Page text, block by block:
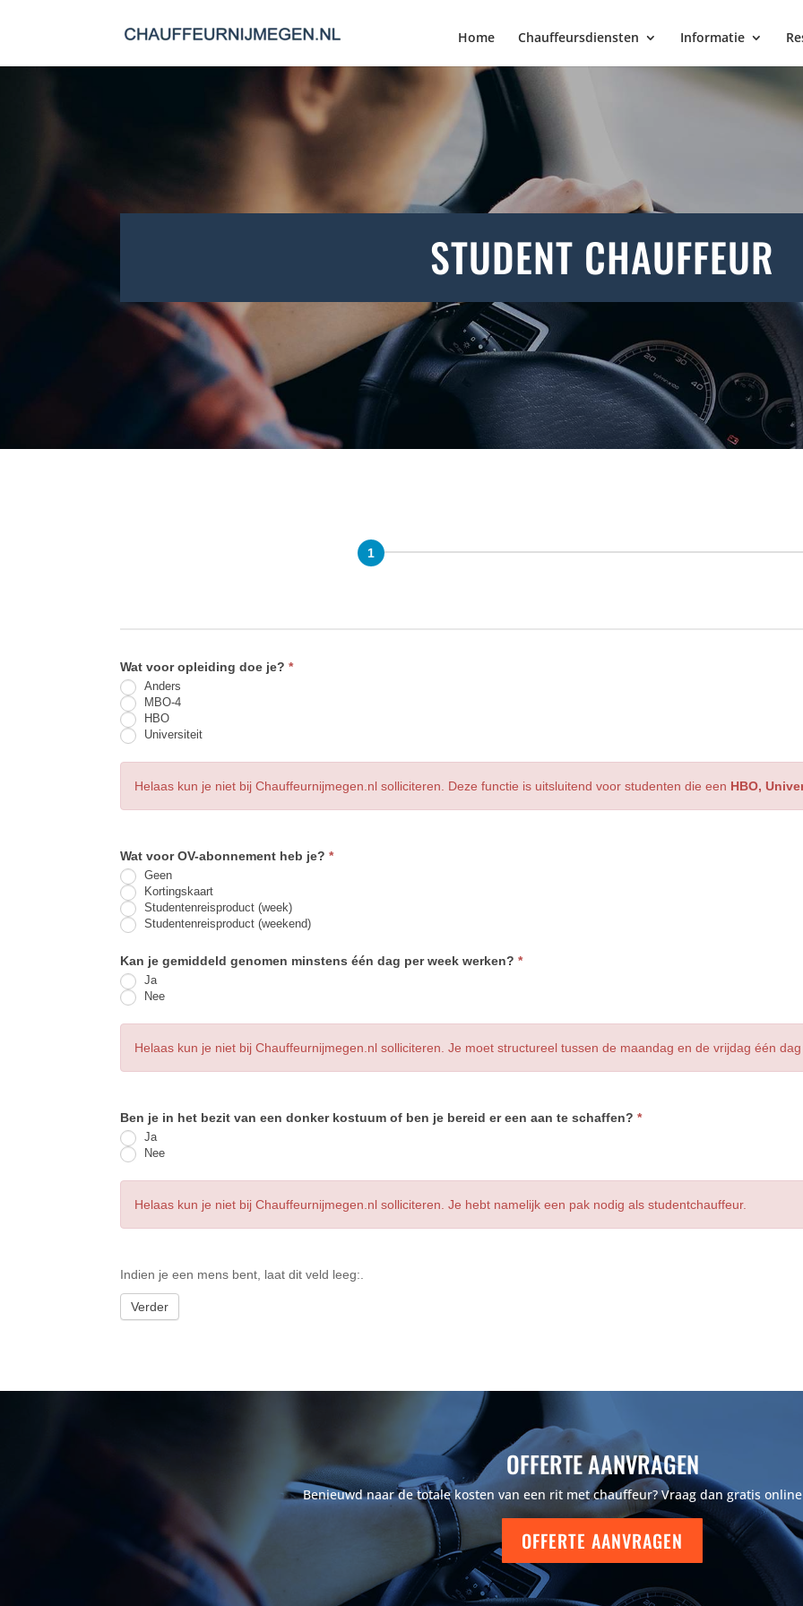
Home Chauffeursdiensten Informatie
STUDENT CHAUFFEUR
Wat voor opleiding doe je?*
Anders
MBO-4
HBO
Universiteit
Helaas kun je niet bij Chauffeurnijmegen.nl solliciteren. Deze functie is uitsluitend voor studenten die een HBO,
Wat voor OV-abonnement heb je?*
Geen
Kortingskaart
Studentenreisproduct (week)
Studentenreisproduct (weekend)
Kan je gemiddeld genomen minstens één dag per week werken?*
Ja
Nee
Helaas kun je niet bij Chauffeurnijmegen.nl solliciteren. Je moet structureel tussen de maandag en de vrijdag één
Ben je in het bezit van een donker kostuum of ben je bereid er een aan te schaffen?*
Ja
Nee
Helaas kun je niet bij Chauffeurnijmegen.nl solliciteren. Je hebt namelijk een pak nodig als studentchauffeur.
Indien je een mens bent, laat dit veld leeg:.
Verder
OFFERTE AANVRAGEN
Benieuwd naar de totale kosten van een rit met chauffeur? Vraag dan gratis
OFFERTE AANVRAGEN